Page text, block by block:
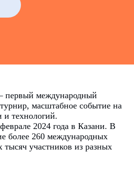
первый международный
масштабное событие на
и технологий.
2024 года в Казани. В
более 260 международных
тысяч участников из разных